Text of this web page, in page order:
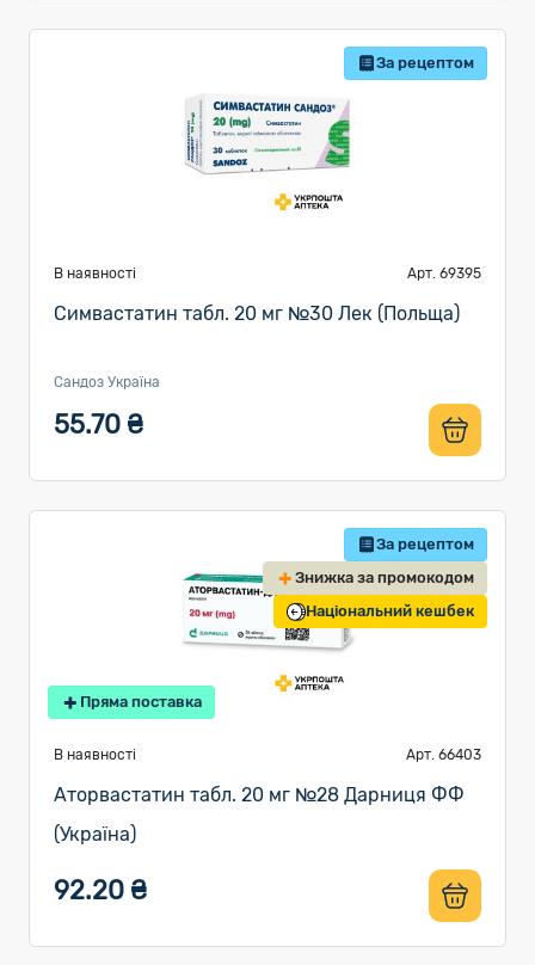
За рецептом
В наявності Арт. 69395
Симвастатин табл. 20 мг №30 Лек (Польща)
Сандоз Україна
55.70 ₴
За рецептом
Знижка за промокодом
Національний кешбек
Пряма поставка
В наявності Арт. 66403
Аторвастатин табл. 20 мг №28 Дарниця ФФ
(Україна)
92.20 ₴